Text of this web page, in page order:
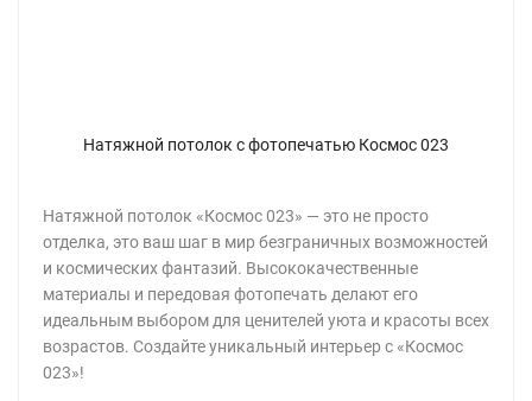
Натяжной потолок с фотопечатью Космос 023
Натяжной потолок «Космос 023» — это не просто
отделка, это ваш шаг в мир безграничных возможностей
и космических фантазий. Высококачественные
материалы и передовая фотопечать делают его
идеальным выбором для ценителей уюта и красоты всех
возрастов. Создайте уникальный интерьер с «Космос
023»!